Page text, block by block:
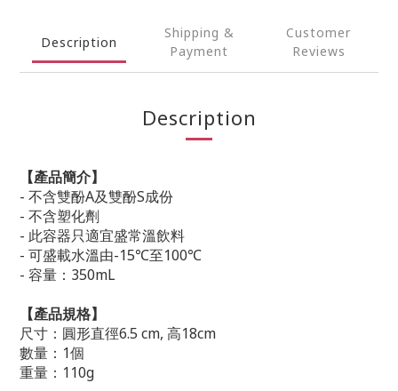
Description
Shipping &
Payment
Customer
Reviews
Description
【產品簡介】
- 不含雙酚A及雙酚S成份
- 不含塑化劑
- 此容器只適宜盛常溫飲料
- 可盛載水溫由-15℃至100℃
- 容量：350mL
【產品規格】
尺寸：圓形直徑6.5 cm, 高18cm
數量：1個
重量：110g